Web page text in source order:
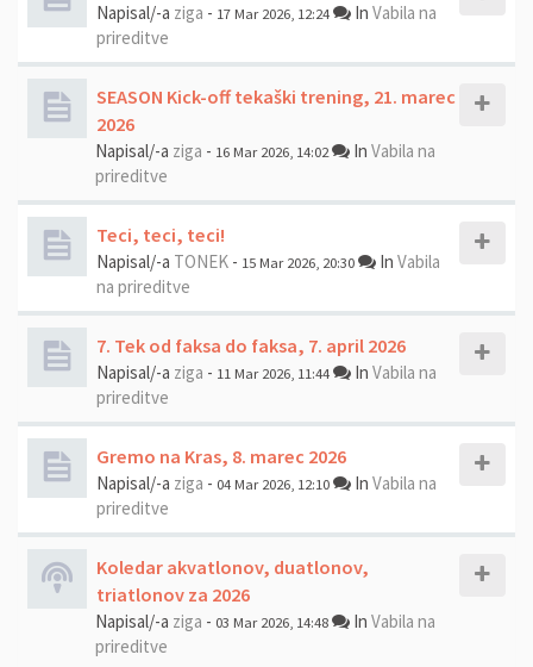
Napisal/-a ziga - 17 Mar 2026, 12:24 In Vabila na
prireditve
SEASON Kick-off tekaški trening, 21. marec
2026
Napisal/-a ziga - 16 Mar 2026, 14:02 In Vabila na
prireditve
Teci, teci, teci!
Napisal/-a TONEK - 15 Mar 2026, 20:30 In Vabila
na prireditve
7. Tek od faksa do faksa, 7. april 2026
Napisal/-a ziga - 11 Mar 2026, 11:44 In Vabila na
prireditve
Gremo na Kras, 8. marec 2026
Napisal/-a ziga - 04 Mar 2026, 12:10 In Vabila na
prireditve
Koledar akvatlonov, duatlonov,
triatlonov za 2026
Napisal/-a ziga - 03 Mar 2026, 14:48 In Vabila na
prireditve